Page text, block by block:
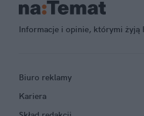
Informacje i opinie, którymi żyją
Biuro reklamy
Kariera